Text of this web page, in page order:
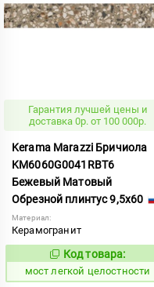
Гарантия лучшей цены и
доставка 0р. от 100 000р.
Kerama Marazzi Бричиола
KM6060G0041RBT6
Бежевый Матовый
Обрезной плинтус 9,5x60
Материал:
Керамогранит
1021243
Код товара:
мост легкой целостности